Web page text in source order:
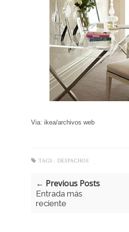
Via: ikea/archivos web
TAGS : DESPACHOS
← Previous Posts
Entrada más
reciente